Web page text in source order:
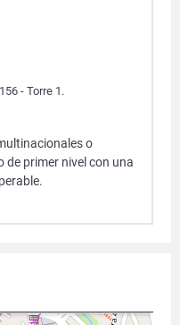
- Torre 1.
o
de primer nivel con una